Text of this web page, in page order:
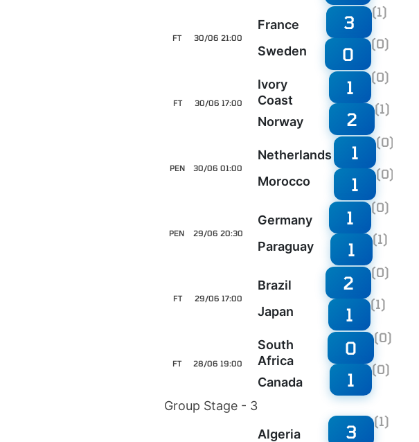
30/06 21:00
FT
France
Sweden
3 (1)
0 (0)
30/06 17:00
FT
Ivory
Coast
Norway
1 (0)
2 (1)
30/06 01:00
PEN
Netherlands
Morocco
1 (0)
1 (0)
29/06 20:30
PEN
Germany
Paraguay
1 (0)
1 (1)
29/06 17:00
FT
Brazil
Japan
2 (0)
1 (1)
28/06 19:00
FT
South
Africa
Canada
0 (0)
1 (0)
Group Stage - 3
Algeria
3 (1)